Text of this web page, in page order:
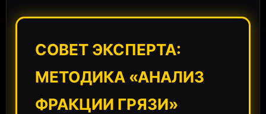
СОВЕТ ЭКСПЕРТА:
МЕТОДИКА «АНАЛИЗ
ФРАКЦИИ ГРЯЗИ»